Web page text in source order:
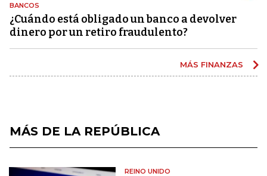
BANCOS
¿Cuándo está obligado un banco a devolver
dinero por un retiro fraudulento?
MÁS FINANZAS
MÁS DE LA REPÚBLICA
REINO UNIDO